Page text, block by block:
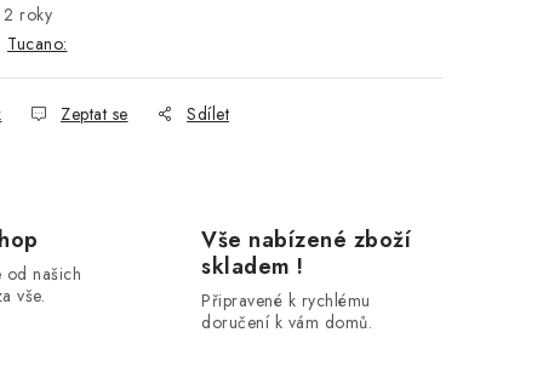
2 roky
Tucano:
Zeptat se Sdílet
od našich
vše.
Vše nabízené zboží
skladem !
Připravené k rychlému
doručení k vám domů.